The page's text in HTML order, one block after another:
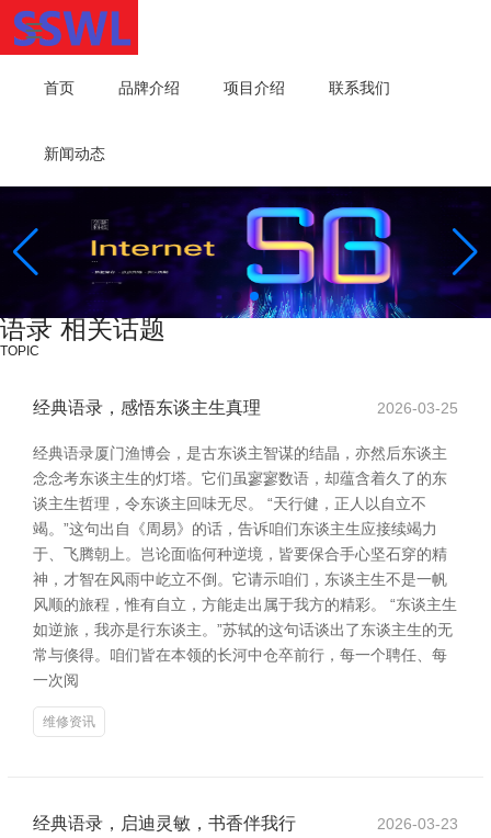
首页 品牌介绍 项目介绍 联系我们
新闻动态
语录 相关话题
TOPIC
经典语录，感悟东谈主生真理 2026-03-25
经典语录厦门渔博会，是古东谈主智谋的结晶，亦然后东谈主
念念考东谈主生的灯塔。它们虽寥寥数语，却蕴含着久了的东
谈主生哲理，令东谈主回味无尽。 “天行健，正人以自立不
竭。”这句出自《周易》的话，告诉咱们东谈主生应接续竭力
于、飞腾朝上。岂论面临何种逆境，皆要保合手心坚石穿的精
神，才智在风雨中屹立不倒。它请示咱们，东谈主生不是一帆
风顺的旅程，惟有自立，方能走出属于我方的精彩。 “东谈主生
如逆旅，我亦是行东谈主。”苏轼的这句话谈出了东谈主生的无
常与倏得。咱们皆在本领的长河中仓卒前行，每一个聘任、每
一次阅
维修资讯
经典语录，启迪灵敏，书香伴我行 2026-03-23